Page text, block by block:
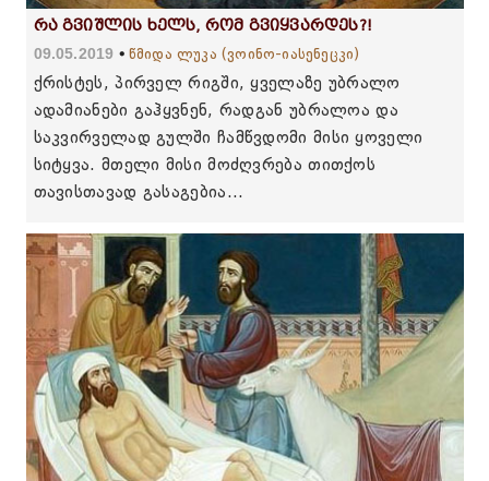
რა გვიშლის ხელს, რომ გვიყვარდეს?!
09.05.2019 წმიდა ლუკა (ვოინო-იასენეცკი)
ქრისტეს, პირველ რიგში, ყველაზე უბრალო
ადამიანები გაჰყვნენ, რადგან უბრალოა და
საკვირველად გულში ჩამწვდომი მისი ყოველი
სიტყვა. მთელი მისი მოძღვრება თითქოს
თავისთავად გასაგებია...